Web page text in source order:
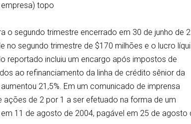
topo
o segundo trimestre encerrado em 30 de junho de
no segundo trimestre de $170 milhões e o lucro
reportado incluiu um encargo após impostos de
ao refinanciamento da linha de crédito sênior da
21,5%. Em um comunicado de imprensa
de 2 por 1 a ser efetuado na forma de um
11 de agosto de 2004, pagável em 25 de agosto